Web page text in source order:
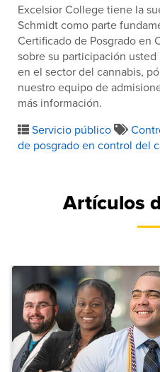
Excelsior College tiene la
Schmidt como parte
Certificado de Posgrado en
sobre su participación
en el sector del cannabis,
nuestro equipo de
más información.
Servicio público
de posgrado en control del
Artículos